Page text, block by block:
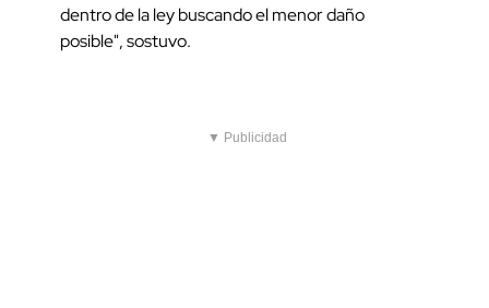
dentro de la ley buscando el menor daño
posible", sostuvo.
▼ Publicidad